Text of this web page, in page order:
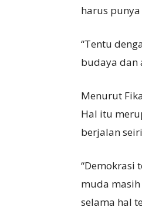
harus
“Tentu
budaya dan
Menurut
Hal itu
berjalan
“Demokrasi
muda
selama hal